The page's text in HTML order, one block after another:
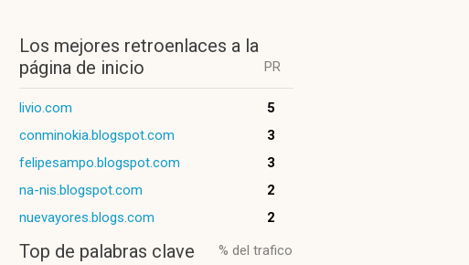
Los mejores retroenlaces a la
página de inicio
PR
livio.com
5
conminokia.blogspot.com
3
felipesampo.blogspot.com
3
na-nis.blogspot.com
2
nuevayores.blogs.com
2
Top de palabras clave % del trafico